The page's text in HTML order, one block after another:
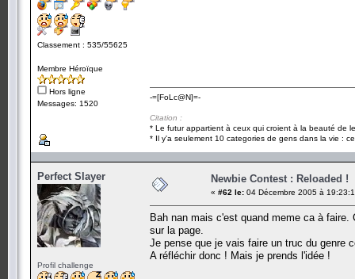
Classement : 535/55625
Membre Héroïque
Hors ligne
Messages: 1520
-=[FoLc@N]=-
Citation :
* Le futur appartient à ceux qui croient à la beauté de
* Il y'a seulement 10 categories de gens dans la vie :
Perfect Slayer
Profil challenge
Newbie Contest : Reloaded !
« #62 le: 04 Décembre 2005 à
Bah nan mais c'est quand meme ca à
sur la page.
Je pense que je vais faire un truc du genre
A réfléchir donc ! Mais je prends l'idée !